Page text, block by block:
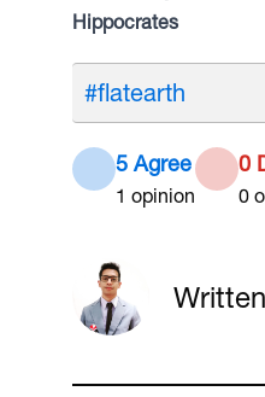
Hippocrates
#flatearth
5 Agree
1 opinion
0
0